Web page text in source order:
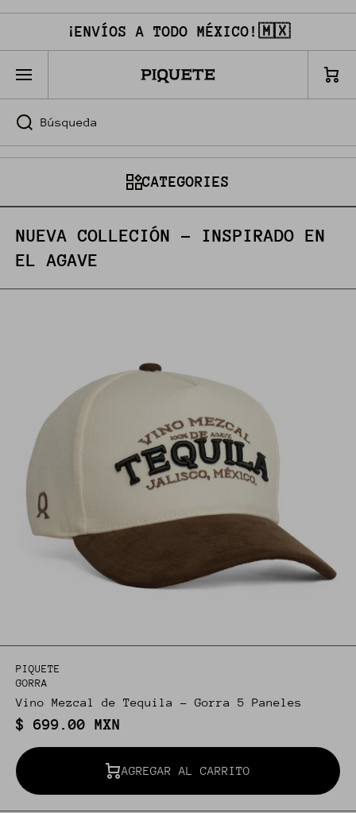
IR DIRECTAMENTE AL CONTENIDO
¡ENVÍOS A TODO MÉXICO!🇲🇽
Búsqueda
Carri
to
CATEGORIES
NUEVA COLLECIÓN - INSPIRADO EN
EL AGAVE
PIQUETE
GORRA
Vino Mezcal de Tequila - Gorra 5 Paneles
$ 699.00 MXN
AGREGAR AL CARRITO